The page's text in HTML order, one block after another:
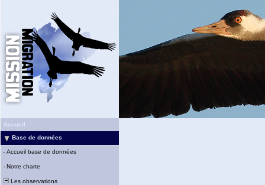
Accueil
Base de données
- Accueil base de données
- Notre charte
Les observations